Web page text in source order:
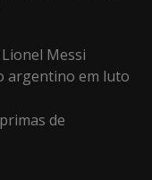
Messi
argentino em luto
de